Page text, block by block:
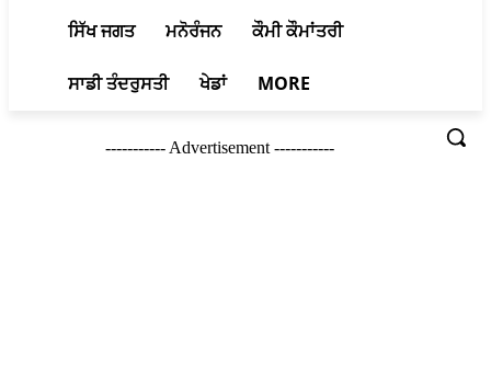
ਸਿੱਖ ਜਗਤ ਮਨੋਰੰਜਨ ਕੌਮੀ ਕੌਮਾਂਤਰੀ
ਸਾਡੀ ਤੰਦਰੁਸਤੀ ਖੇਡਾਂ MORE
----------- Advertisement -----------